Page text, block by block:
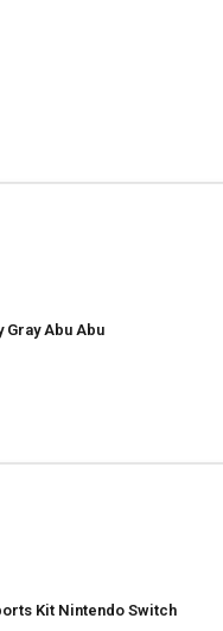
Gray Abu Abu
Kit Nintendo Switch